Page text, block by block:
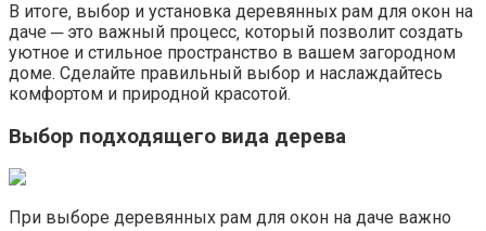
В итоге‚ выбор и установка деревянных рам для окон на
даче ─ это важный процесс‚ который позволит создать
уютное и стильное пространство в вашем загородном
доме.​ Сделайте правильный выбор и наслаждайтесь
комфортом и природной красотой.​
Выбор подходящего вида дерева
При выборе деревянных рам для окон на даче важно